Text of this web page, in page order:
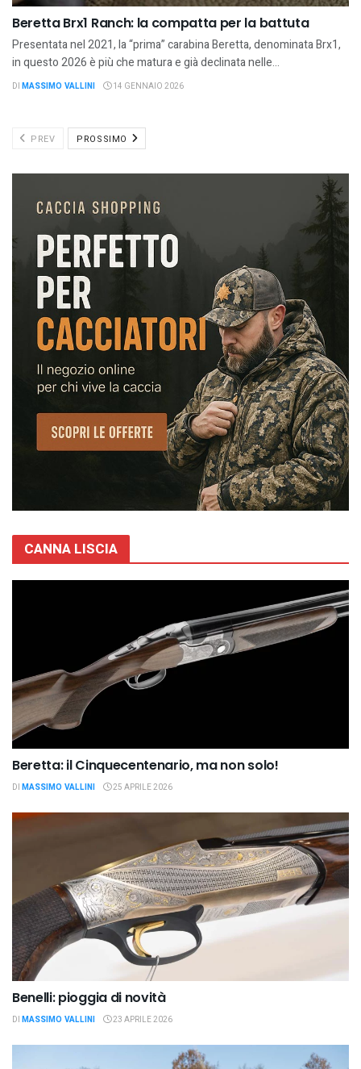
Beretta Brx1 Ranch: la compatta per la battuta
Presentata nel 2021, la “prima” carabina Beretta, denominata Brx1,
in questo 2026 è più che matura e già declinata nelle...
DI MASSIMO VALLINI 14 GENNAIO 2026
PREV PROSSIMO
CANNA LISCIA
Beretta: il Cinquecentenario, ma non solo!
DI MASSIMO VALLINI 25 APRILE 2026
Benelli: pioggia di novità
DI MASSIMO VALLINI 23 APRILE 2026